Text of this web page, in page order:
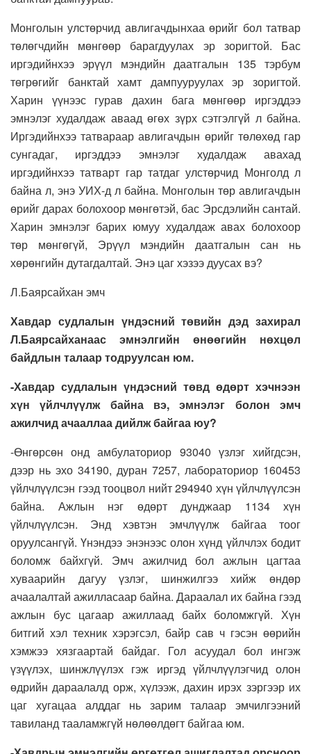
Монголын улстөрчид авлигачдынхаа өрийг бол татвар
төлөгчдийн мөнгөөр барагдуулах эр зоригтой. Бас
иргэдийнхээ эрүүл мэндийн даатгалын 135 тэрбум
төгрөгийг банктай хамт дампууруулах эр зоригтой.
Харин үүнээс гурав дахин бага мөнгөөр иргэддээ
эмнэлэг худалдаж аваад өгөх зүрх сэтгэлгүй л байна.
Иргэдийнхээ татвараар авлигачдын өрийг төлөхөд гар
сунгадаг, иргэддээ эмнэлэг худалдаж авахад
иргэдийнхээ татварт гар татдаг улстөрчид Монголд л
байна л, энэ УИХ-д л байна. Монголын төр авлигачдын
өрийг дарах болохоор мөнгөтэй, бас Эрсдэлийн сантай.
Харин эмнэлэг барих юмуу худалдаж авах болохоор
төр мөнгөгүй, Эрүүл мэндийн даатгалын сан нь
хөрөнгийн дутагдалтай. Энэ цаг хэзээ дуусах вэ?
Л.Баярсайхан эмч
Хавдар судлалын үндэсний төвийн дэд захирал
Л.Баярсайханаас эмнэлгийн өнөөгийн нөхцөл
байдлын талаар тодруулсан юм.
-Хавдар судлалын үндэсний төвд өдөрт хэчнээн
хүн үйлчлүүлж байна вэ, эмнэлэг болон эмч
ажилчид ачааллаа дийлж байгаа юу?
-Өнгөрсөн онд амбулаториор 93040 үзлэг хийгдсэн,
дээр нь эхо 34190, дуран 7257, лабораториор 160453
үйлчлүүлсэн гээд тооцвол нийт 294940 хүн үйлчлүүлсэн
байна. Ажлын нэг өдөрт дунджаар 1134 хүн
үйлчлүүлсэн. Энд хэвтэн эмчлүүлж байгаа тоог
оруулсангүй. Үнэндээ энэнээс олон хүнд үйлчлэх бодит
боломж байхгүй. Эмч ажилчид бол ажлын цагтаа
хуваарийн дагуу үзлэг, шинжилгээ хийж өндөр
ачаалалтай ажилласаар байна. Дараалал их байна гээд
ажлын бус цагаар ажиллаад байх боломжгүй. Хүн
битгий хэл техник хэрэгсэл, байр сав ч гэсэн өөрийн
хэмжээ хязгаартай байдаг. Гол асуудал бол ингэж
үзүүлэх, шинжлүүлэх гэж иргэд үйлчлүүлэгчид олон
өдрийн дараалалд орж, хүлээж, дахин ирэх зэргээр их
цаг хугацаа алддаг нь зарим талаар эмчилгээний
тавиланд тааламжгүй нөлөөлдөгт байгаа юм.